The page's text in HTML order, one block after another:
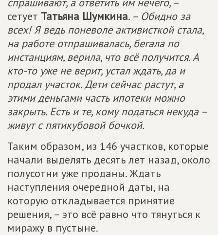
сетует Татьяна Шумкина. – Обидно за
всех! Я ведь поневоле активисткой стала,
на работе отпрашивалась, бегала по
инстанциям, верила, что всё получится. А
кто-то уже не верит, устал ждать, да и
продал участок. Дети сейчас растут, а
этими деньгами часть ипотеки можно
закрыть. Есть и те, кому податься некуда –
живут с пятикубовой бочкой.
Таким образом, из 146 участков, которые
начали выделять десять лет назад, около
полусотни уже проданы. Ждать
наступления очередной даты, на
которую откладывается принятие
решения, – это всё равно что тянуться к
миражу в пустыне.